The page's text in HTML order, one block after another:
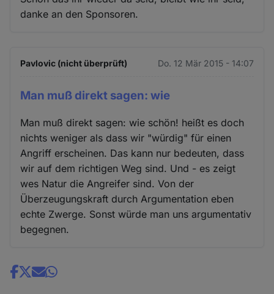
danke an den Sponsoren.
Pavlovic (nicht überprüft) Do. 12 Mär 2015 - 14:07
Man muß direkt sagen: wie
Man muß direkt sagen: wie schön! heißt es doch
nichts weniger als dass wir "würdig" für einen
Angriff erscheinen. Das kann nur bedeuten, dass
wir auf dem richtigen Weg sind. Und - es zeigt
wes Natur die Angreifer sind. Von der
Überzeugungskraft durch Argumentation eben
echte Zwerge. Sonst würde man uns argumentativ
begegnen.
Share